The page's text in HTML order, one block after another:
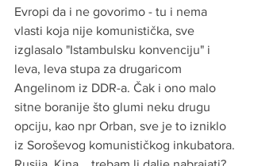
Evropi da i ne govorimo - tu i nema
vlasti koja nije komunistička, sve
izglasalo "Istambulsku konvenciju" i
leva, leva stupa za drugaricom
Angelinom iz DDR-a. Čak i ono malo
sitne boranije što glumi neku drugu
opciju, kao npr Orban, sve je to izniklo
iz Soroševog komunističkog inkubatora.